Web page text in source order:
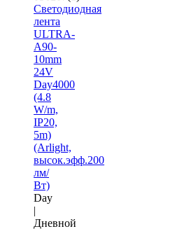
Светодиодная
лента
ULTRA-
A90-
10mm
24V
Day4000
(4.8
W/m,
IP20,
5m)
(Arlight,
высок.эфф.200
лм/
Вт)
Day
|
Дневной